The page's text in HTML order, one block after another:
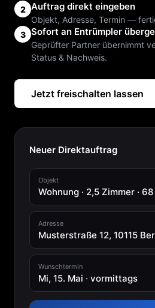
2 Auftrag direkt eingeben
Objekt, Adresse, Termin —
3 Sofort an Entrümpler
Geprüfter Partner übernimmt
Status & Nachweis.
Jetzt freischalten lassen
Neuer Direktauftrag
Objekt
Wohnung · 2,5 Zimmer · 68
Adresse
Musterstraße 12, 10115
Wunschtermin
Mi, 15. Mai · vormittags